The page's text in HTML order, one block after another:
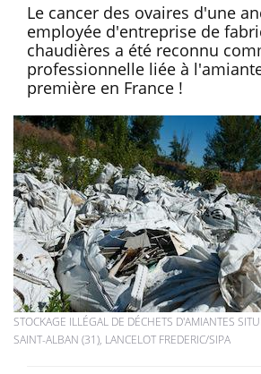
Le cancer des ovaires d'une
employée d'entreprise de
chaudières a été reconnu
professionnelle liée à
première en France !
STOCKAGE ILLÉGAL DE DÉCHETS D'AMIANTES
SAINT-ALBAN (31), LANCELOT FREDERIC/SIPA